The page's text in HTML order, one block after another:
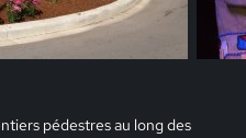
pédestres au long des